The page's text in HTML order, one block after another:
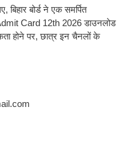
बोर्ड ने एक समर्पित
Card 12th 2026 डाउनलोड
होने पर, छात्र इन चैनलों के